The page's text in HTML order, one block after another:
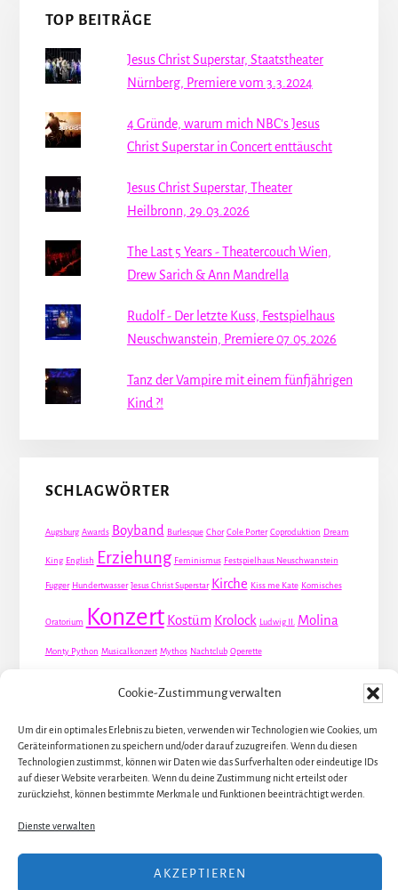
Cookie-Zustimmung verwalten
Um dir ein optimales Erlebnis zu bieten, verwenden wir Technologien wie Cookies, um
Geräteinformationen zu speichern und/oder darauf zuzugreifen. Wenn du diesen
Technologien zustimmst, können wir Daten wie das Surfverhalten oder eindeutige IDs
auf dieser Website verarbeiten. Wenn du deine Zustimmung nicht erteilst oder
zurückziehst, können bestimmte Merkmale und Funktionen beeinträchtigt werden.
Dienste verwalten
AKZEPTIEREN
TOP BEITRÄGE
Jesus Christ Superstar, Staatstheater
Nürnberg, Premiere vom 3.3.2024
4 Gründe, warum mich NBC's Jesus
Christ Superstar in Concert enttäuscht
Jesus Christ Superstar, Theater
Heilbronn, 29.03.2026
The Last 5 Years - Theatercouch Wien,
Drew Sarich & Ann Mandrella
Rudolf - Der letzte Kuss, Festspielhaus
Neuschwanstein, Premiere 07.05.2026
Tanz der Vampire mit einem fünfjährigen
Kind ?!
SCHLAGWÖRTER
Augsburg Awards Boyband Burlesque Chor Cole Porter Coproduktion Dream
King English Erziehung Feminismus Festspielhaus Neuschwanstein
Fugger Hundertwasser Jesus Christ Superstar Kirche Kiss me Kate Komisches
Oratorium Konzert Kostüm Krolock Ludwig II. Molina
Monty Python Musicalkonzert Mythos Nachtclub Operette
Premiere Queer Revueoperette Robert Louis Stevenson
Dirie WeltpremiereÖsterreich Übersetzung
ALLE KÜNSTLER / DARSTELLER